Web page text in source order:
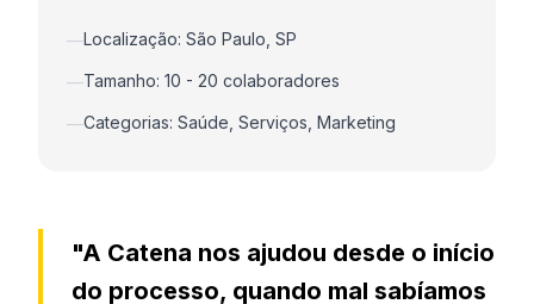
—Localização: São Paulo, SP
—Tamanho: 10 - 20 colaboradores
—Categorias: Saúde, Serviços, Marketing
"A Catena nos ajudou desde o início
do processo, quando mal sabíamos